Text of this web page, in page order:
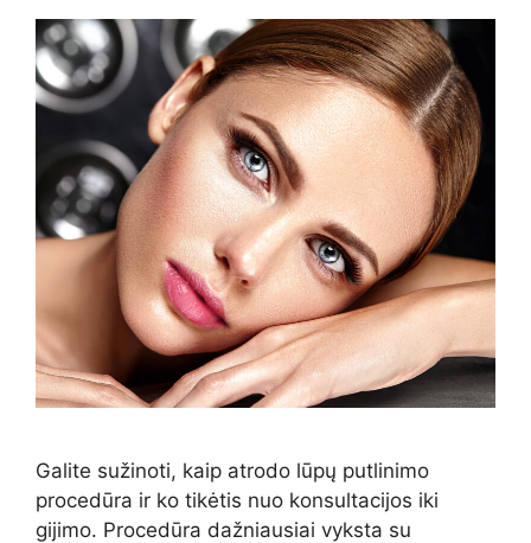
Galite sužinoti, kaip atrodo lūpų putlinimo
procedūra ir ko tikėtis nuo konsultacijos iki
gijimo. Procedūra dažniausiai vyksta su